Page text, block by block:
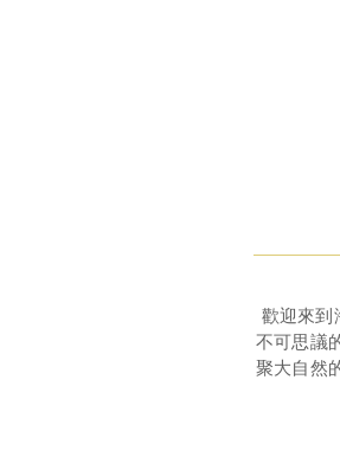
歡迎來到
不可思議
聚大自然